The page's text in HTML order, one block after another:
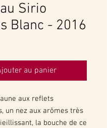
Sirio
Blanc - 2016
au panier
aux reflets
un nez aux arômes très
la bouche de ce